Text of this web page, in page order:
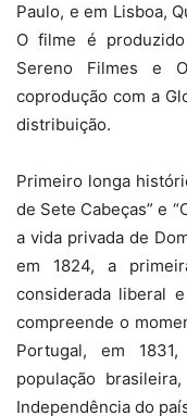
Paulo, e em Lisboa,
O filme é
Sereno Filmes e
coprodução com a
distribuição.
Primeiro longa
de Sete Cabeças” e
a vida privada de
em 1824, a
considerada liberal
compreende o
Portugal, em
população
Independência do